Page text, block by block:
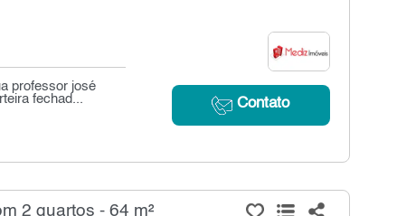
Contato
professor josé
fechad...
2 quartos - 64 m²